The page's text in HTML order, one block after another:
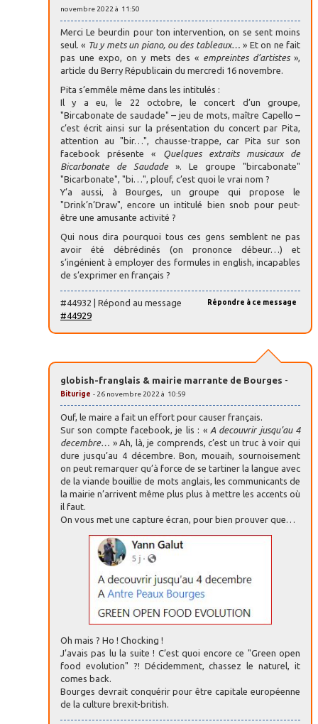
novembre 2022 à 11:50
Merci Le beurdin pour ton intervention, on se sent moins
seul. « Tu y mets un piano, ou des tableaux… » Et on ne fait
pas une expo, on y mets des « empreintes d’artistes»,
article du Berry Républicain du mercredi 16 novembre.
Pita s’emmêle même dans les intitulés :
Il y a eu, le 22 octobre, le concert d’un groupe,
"Bircabonate de saudade" – jeu de mots, maître Capello –
c’est écrit ainsi sur la présentation du concert par Pita,
attention au "bir…", chausse-trappe, car Pita sur son
facebook présente «
Quelques extraits musicaux de
Bicarbonate de Saudade». Le groupe "bircabonate"
"Bicarbonate", "bi…", plouf, c’est quoi le vrai nom ?
Y’a aussi, à Bourges, un groupe qui propose le
"Drink’n’Draw", encore un intitulé bien snob pour peut-
être une amusante activité ?
Qui nous dira pourquoi tous ces gens semblent ne pas
avoir été débrédinés (on prononce débeur…) et
s’ingénient à employer des formules in english, incapables
de s’exprimer en français ?
Répondre à ce message
#44932 | Répond au message
#44929
globish-franglais & mairie marrante de Bourges -
Biturige - 26 novembre 2022 à 10:59
Ouf, le maire a fait un effort pour causer français.
Sur son compte facebook, je lis : « A decouvrir jusqu’au 4
decembre… » Ah, là, je comprends, c’est un truc à voir qui
dure jusqu’au 4 décembre. Bon, mouaih, sournoisement
on peut remarquer qu’à force de se tartiner la langue avec
de la viande bouillie de mots anglais, les communicants de
la mairie n’arrivent même plus plus à mettre les accents où
il faut.
On vous met une capture écran, pour bien prouver que…
Oh mais ? Ho ! Chocking !
J’avais pas lu la suite ! C’est quoi encore ce "Green open
food evolution" ?! Décidemment, chassez le naturel, it
comes back.
Bourges devrait conquérir pour être capitale européenne
de la culture brexit-british.